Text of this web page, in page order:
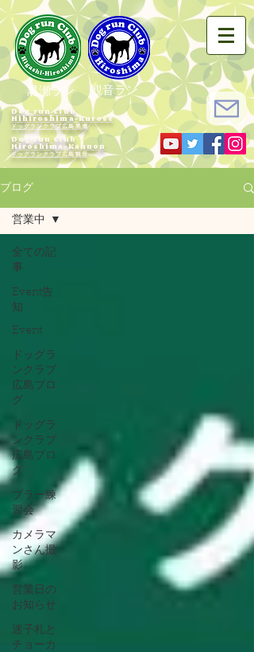
黒瀬ラン 観音ラン
Dog run Club
Hihiroshima-Kurose
ドッグランクラブ広島黒瀬
Dog run Club
Hiroshima-Kannon
​ドッグランクラブ広島観音
ブログ
全ての記
事
Event告
知
Event
ドッグラ
ンクラブ
広島ブロ
グ
ドッグラ
ンクラブ
広島ブロ
グ
プラー練
習会
カメラマ
ンさん撮
影
営業日の
お知らせ
迷子札と
チョーカ
営業中